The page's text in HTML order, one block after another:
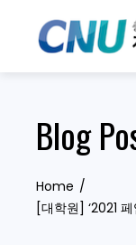
Blog
Home
[대학원] ‘2021